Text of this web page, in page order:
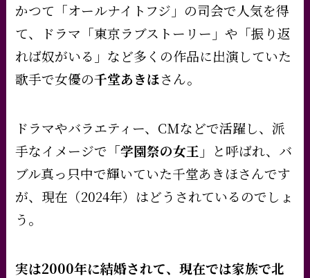
かつて「オールナイトフジ」の司会で人気を得
て、ドラマ「東京ラブストーリー」や「振り返
れば奴がいる」など多くの作品に出演していた
歌手で女優の千堂あきほさん。
ドラマやバラエティー、CMなどで活躍し、派
手なイメージで 「学園祭の女王」 と呼ばれ、バ
ブル真っ只中で輝いていた千堂あきほさんです
が、現在（2024年）はどうされているのでしょ
う。
実は2000年に結婚されて、現在では家族で北